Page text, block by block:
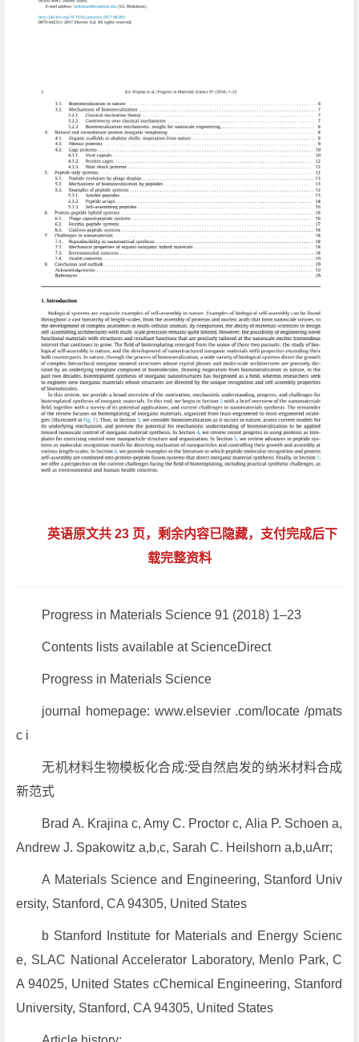
英语原文共 23 页，剩余内容已隐藏，支付完成后下
载完整资料
Progress in Materials Science 91 (2018) 1–23
Contents lists available at ScienceDirect
Progress in Materials Science
journal homepage: www.elsevier .com/locate /pmats
c i
无机材料生物模板化合成:受自然启发的纳米材料合成
新范式
Brad A. Krajina c, Amy C. Proctor c, Alia P. Schoen a,
Andrew J. Spakowitz a,b,c, Sarah C. Heilshorn a,b,uArr;
A Materials Science and Engineering, Stanford Univ
ersity, Stanford, CA 94305, United States
b Stanford Institute for Materials and Energy Scienc
e, SLAC National Accelerator Laboratory, Menlo Park, C
A 94025, United States cChemical Engineering, Stanford
University, Stanford, CA 94305, United States